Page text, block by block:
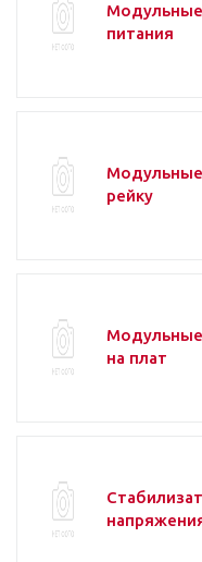
Модульные
питания
Модульные
рейку
Модульные
на плат